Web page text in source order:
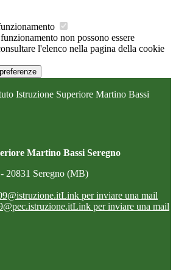
non possono essere
l'elenco nella pagina della cookie
Istruzione Superiore Martino Bassi
Martino Bassi Seregno
20831 Seregno (MB)
Link per inviare una mail
Link per inviare una mail